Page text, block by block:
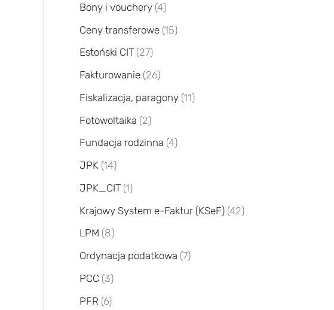
Bony i vouchery(4)
Ceny transferowe(15)
Estoński CIT(27)
Fakturowanie(26)
Fiskalizacja, paragony(11)
Fotowoltaika (2)
Fundacja rodzinna (4)
JPK(14)
JPK_CIT(1)
Krajowy System e-Faktur (KSeF)(42)
LPM (8)
Ordynacja podatkowa (7)
PCC (3)
PFR (6)